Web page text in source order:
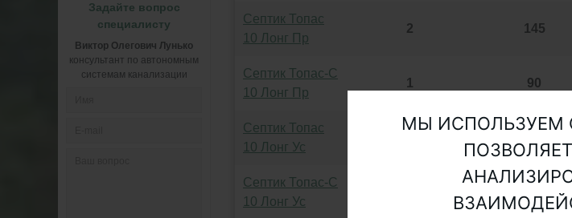
Задайте вопрос
специалисту
Виктор Олегович Лунько
консультант по автономным
системам канализации
Септик Топас
10 Лонг Пр
2 145
Септик Топас-С
10 Лонг Пр
1 90
Септик Топас
10 Лонг Ус
Септик Топас-С
10 Лонг Ус
МЫ ИСПОЛЬЗУЕМ